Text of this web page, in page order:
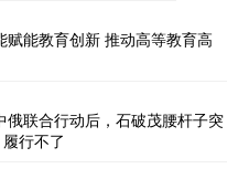
能教育创新 推动高等教育高
俄联合行动后，石破茂腰杆子突
行不了